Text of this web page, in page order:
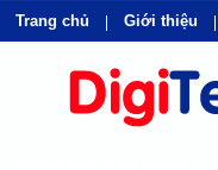
Trang chủ Giới thiệu